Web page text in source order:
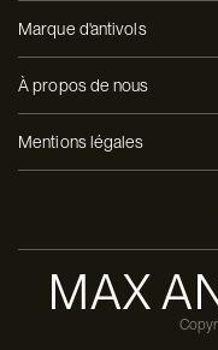
Marque d'antivols
À propos de nous
Mentions légales
MAX